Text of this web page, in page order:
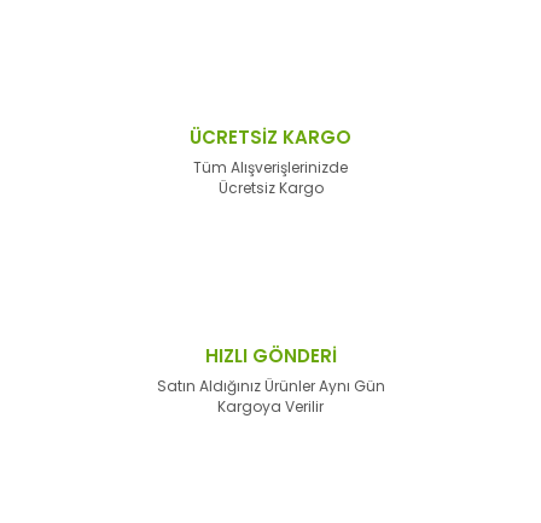
ÜCRETSİZ KARGO
Tüm Alışverişlerinizde
Ücretsiz Kargo
HIZLI GÖNDERİ
Satın Aldığınız Ürünler Aynı Gün
Kargoya Verilir